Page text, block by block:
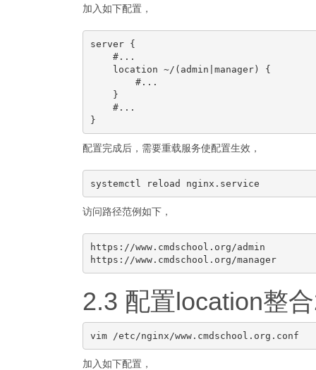
加入如下配置，
server {
    #...
    location ~/(admin|manager) {
        #...
    }
    #...
配置完成后，需要重载服务使配置生效，
访问路径范例如下，
https://www.cmdschool.org/admin
https://www.cmdschool.org/manager
2.3 配置location整
加入如下配置，